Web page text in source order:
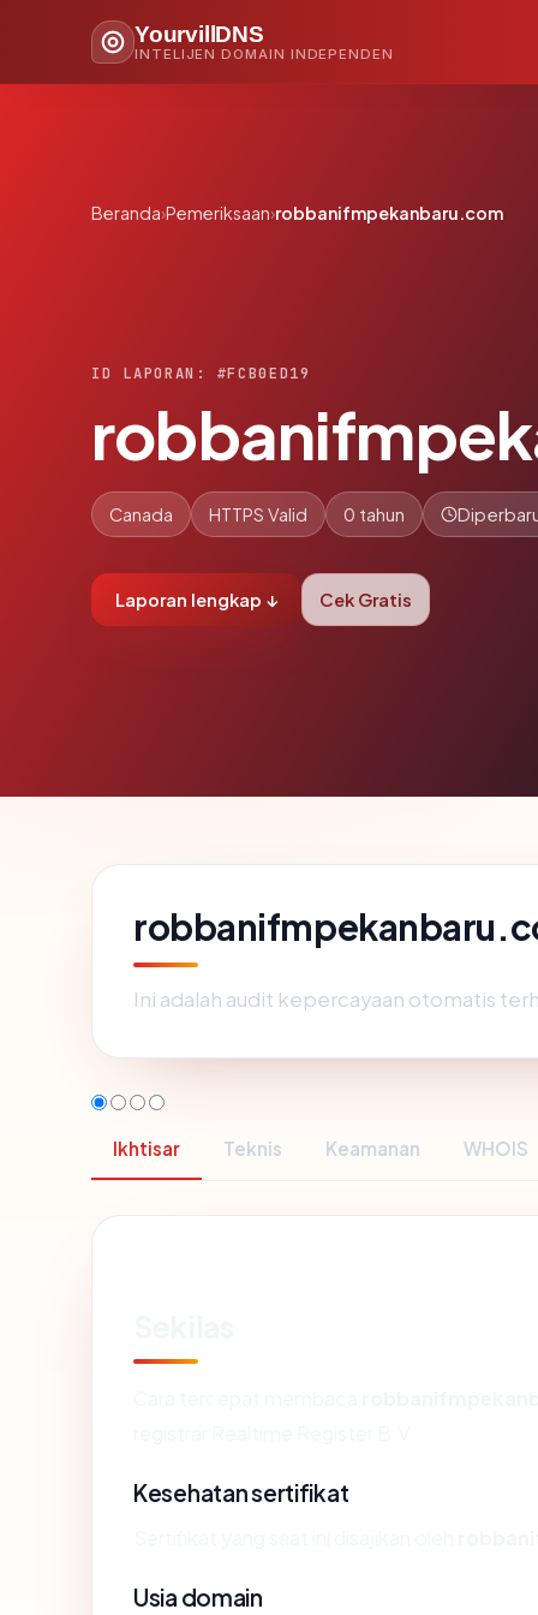
YourvillDNS
INTELIJEN DOMAIN INDEPENDEN
Beranda›Pemeriksaan›robbanifmpekanbaru.com
ID LAPORAN: #FCB0ED19
Canada HTTPS Valid 0 tahun
Laporan lengkap ↓ Cek Gratis
Ini adalah audit kepercayaan otomatis
Ikhtisar Teknis Keamanan WHOIS
Kesehatan sertifikat
Usia domain